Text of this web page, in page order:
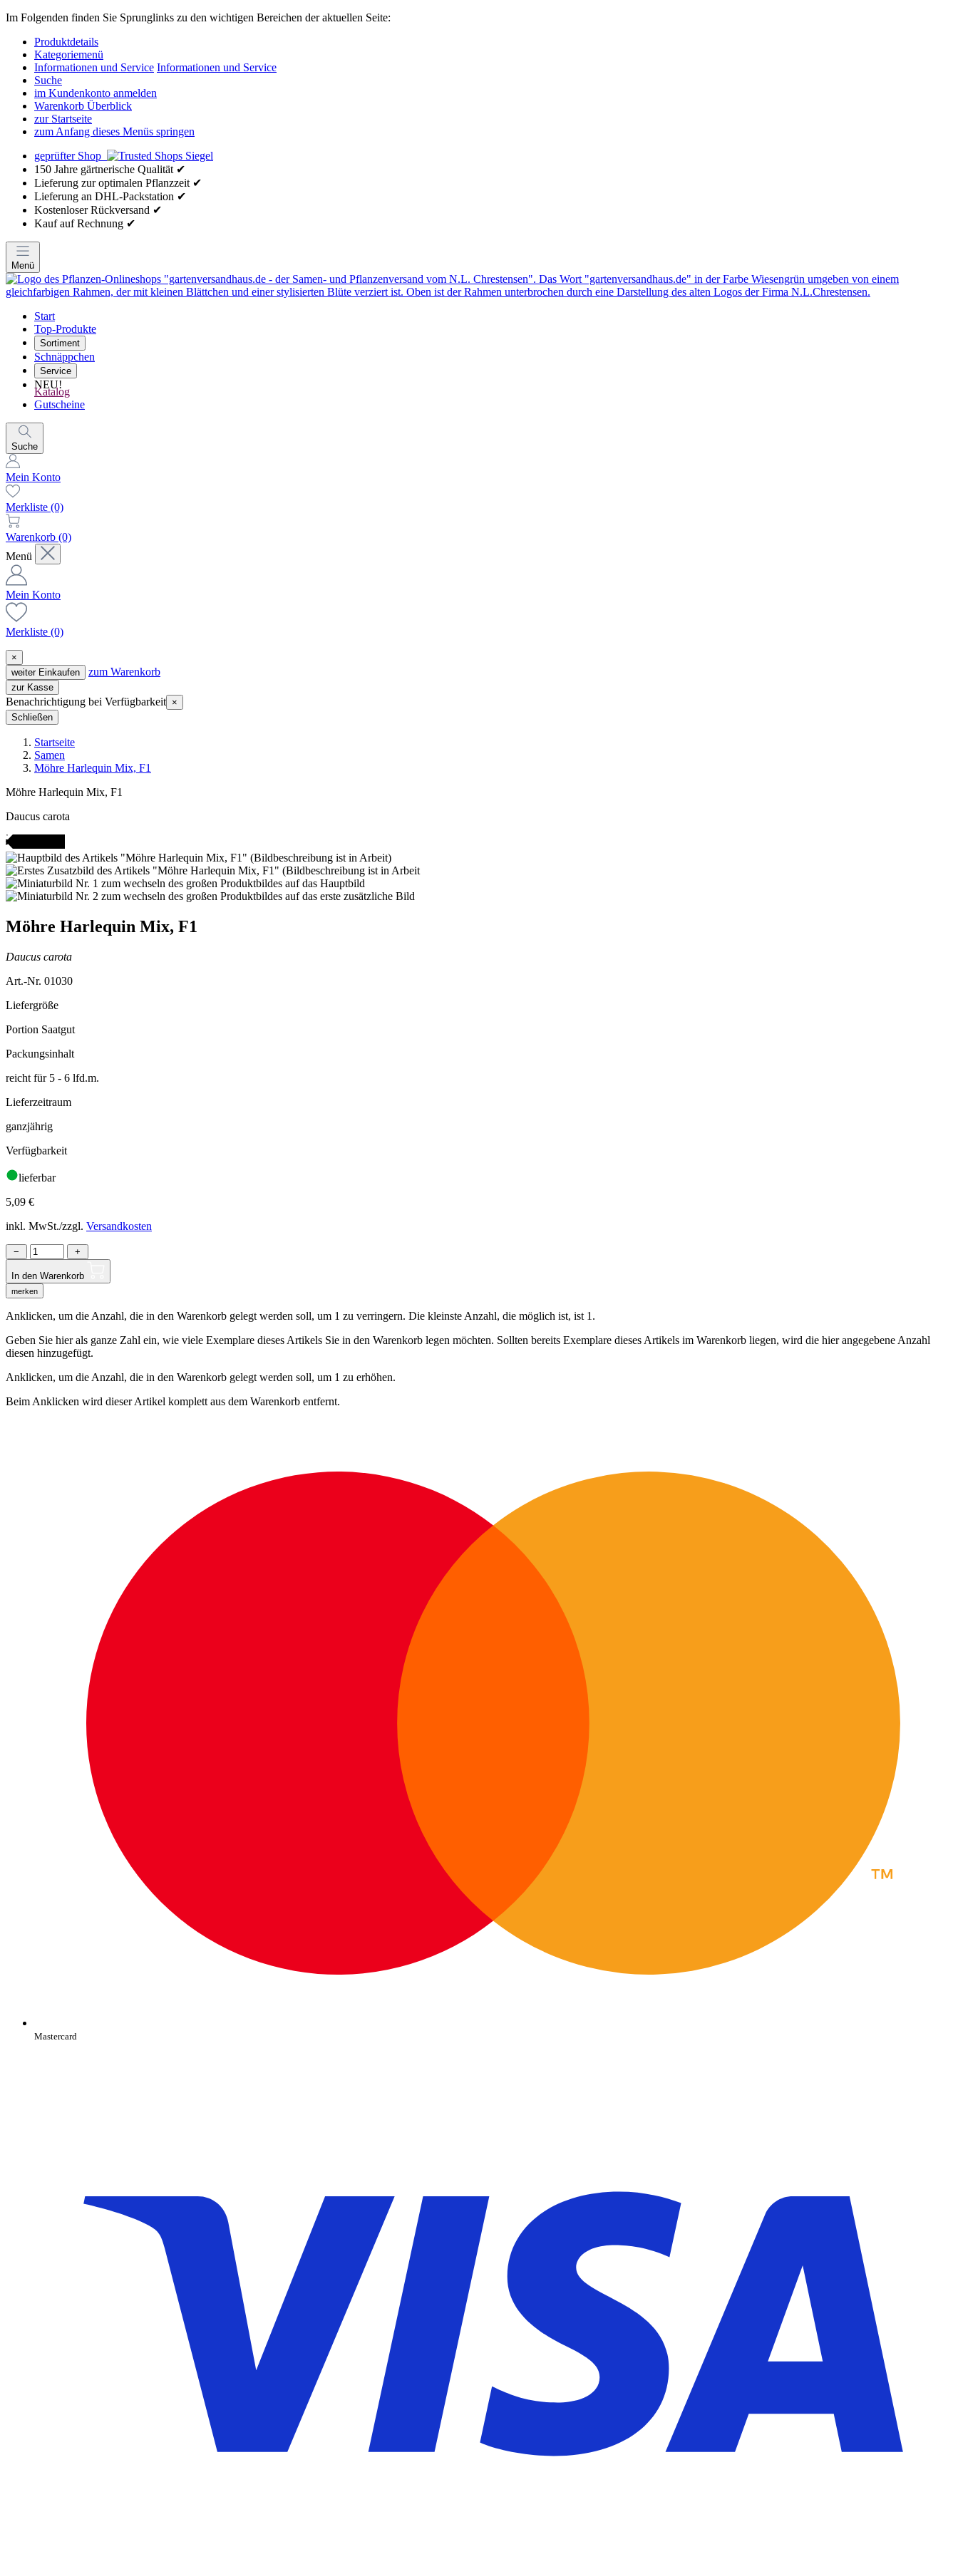
Im Folgenden finden Sie Sprunglinks zu den wichtigen Bereichen der aktuellen Seite:
Produktdetails
Kategoriemenü
Informationen und Service Informationen und Service
Suche
im Kundenkonto anmelden
Warenkorb Überblick
zur Startseite
zum Anfang dieses Menüs springen
geprüfter Shop
150 Jahre gärtnerische Qualität ✔
Lieferung zur optimalen Pflanzzeit ✔
Lieferung an DHL-Packstation ✔
Kostenloser Rückversand ✔
Kauf auf Rechnung ✔
Menü
Start
Top-Produkte
Sortiment
Schnäppchen
Service
NEU!
Katalog
Gutscheine
Suche
Mein Konto
Merkliste (0)
Warenkorb (0)
Menü
Mein Konto
Merkliste (0)
×
weiter Einkaufen
zum Warenkorb
zur Kasse
Benachrichtigung bei Verfügbarkeit ×
Schließen
Startseite
Samen
Möhre Harlequin Mix, F1
Möhre Harlequin Mix, F1
Daucus carota
Möhre Harlequin Mix, F1
Daucus carota
Art.-Nr. 01030
Liefergröße
Portion Saatgut
Packungsinhalt
reicht für 5 - 6 lfd.m.
Lieferzeitraum
ganzjährig
Verfügbarkeit
lieferbar
5,09 €
inkl. MwSt./zzgl. Versandkosten
− +
In den Warenkorb
merken
Anklicken, um die Anzahl, die in den Warenkorb gelegt werden soll, um 1 zu verringern. Die kleinste Anzahl, die möglich ist, ist 1.
Geben Sie hier als ganze Zahl ein, wie viele Exemplare dieses Artikels Sie in den Warenkorb legen möchten. Sollten bereits Exemplare dieses Artikels im Warenkorb liegen, wird die hier angegebene Anzahl
diesen hinzugefügt.
Anklicken, um die Anzahl, die in den Warenkorb gelegt werden soll, um 1 zu erhöhen.
Beim Anklicken wird dieser Artikel komplett aus dem Warenkorb entfernt.
Mastercard